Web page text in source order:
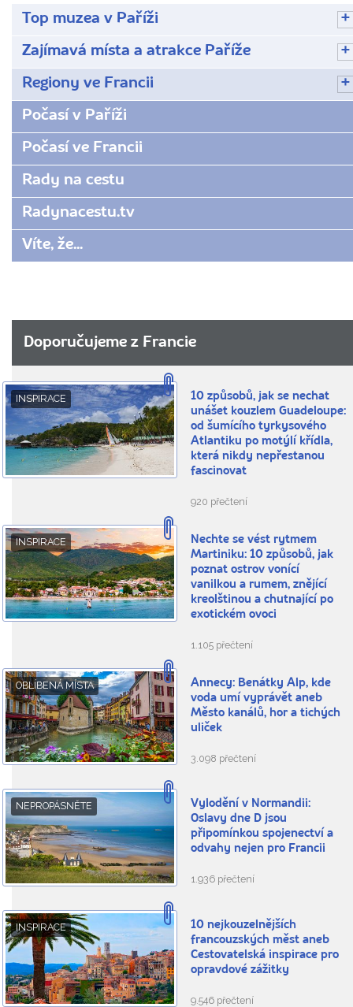
Top muzea v Paříži
Zajímavá místa a atrakce Paříže
Regiony ve Francii
Počasí v Paříži
Počasí ve Francii
Rady na cestu
Radynacestu.tv
Víte, že...
Doporučujeme z Francie
INSPIRACE
10 způsobů, jak se nechat
unášet kouzlem Guadeloupe:
od šumícího tyrkysového
Atlantiku po motýlí křídla,
která nikdy nepřestanou
fascinovat
920 přečtení
INSPIRACE
Nechte se vést rytmem
Martiniku: 10 způsobů, jak
poznat ostrov vonící
vanilkou a rumem, znějící
kreolštinou a chutnající po
exotickém ovoci
1.105 přečtení
OBLÍBENÁ MÍSTA
Annecy: Benátky Alp, kde
voda umí vyprávět aneb
Město kanálů, hor a tichých
uliček
3.098 přečtení
NEPROPÁSNĚTE
Vylodění v Normandii:
Oslavy dne D jsou
připomínkou spojenectví a
odvahy nejen pro Francii
1.936 přečtení
INSPIRACE
10 nejkouzelnějších
francouzských měst aneb
Cestovatelská inspirace pro
opravdové zážitky
9.546 přečtení